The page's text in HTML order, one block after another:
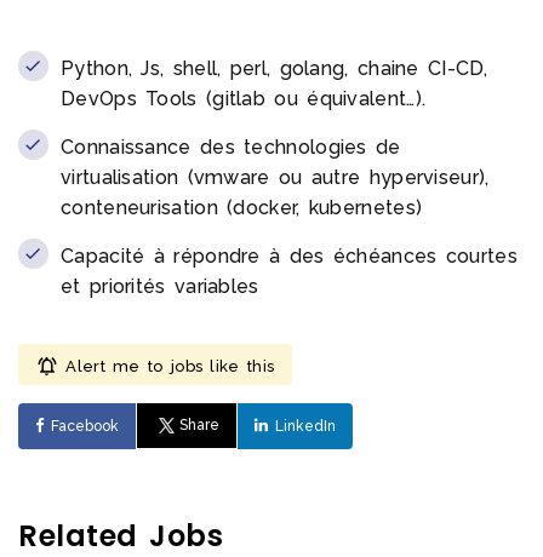
Python, Js, shell, perl, golang, chaine CI-CD,
DevOps Tools (gitlab ou équivalent…).
Connaissance des technologies de
virtualisation (vmware ou autre hyperviseur),
conteneurisation (docker, kubernetes)
Capacité à répondre à des échéances courtes
et priorités variables
Alert me to jobs like this
Facebook Share LinkedIn
Related Jobs